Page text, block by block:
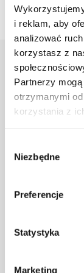
i reklam, aby
analizować
korzystasz z
Partnerzy
otrzymanymi
korzystania z
zgody
Niezbędne
Preferencje
Statystyka
Marketing
Projektant
Karolina